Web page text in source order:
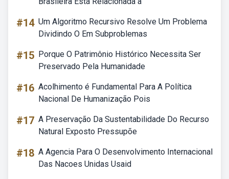
#14 Um Algoritmo Recursivo Resolve Um Problema
Dividindo O Em Subproblemas
#15 Porque O Patrimônio Histórico Necessita Ser
Preservado Pela Humanidade
#16 Acolhimento é Fundamental Para A Política
Nacional De Humanização Pois
#17 A Preservação Da Sustentabilidade Do Recurso
Natural Exposto Pressupõe
#18 A Agencia Para O Desenvolvimento Internacional
Das Nacoes Unidas Usaid